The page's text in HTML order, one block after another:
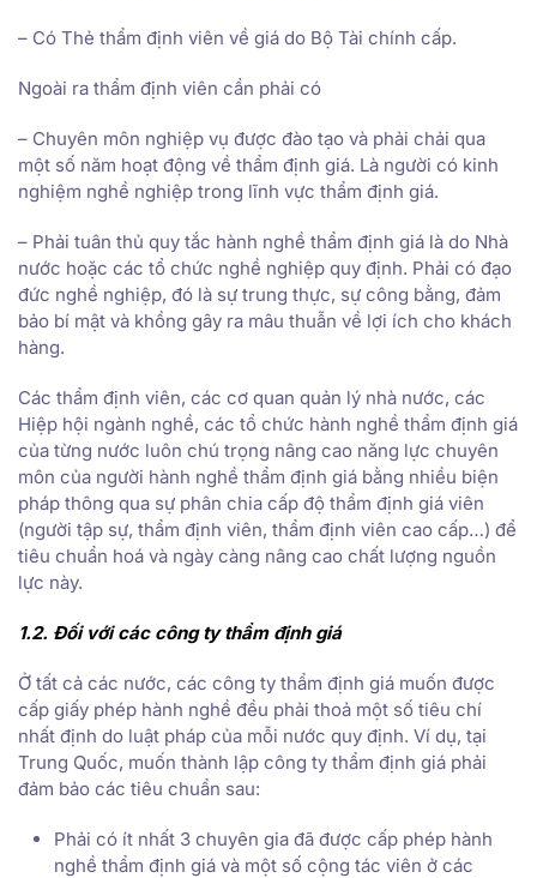
– Có Thẻ thẩm định viên về giá do Bộ Tài chính cấp.
Ngoài ra thẩm định viên cần phải có
– Chuyên môn nghiệp vụ được đào tạo và phải chải qua
một số năm hoạt động về thẩm định giá. Là người có kinh
nghiệm nghề nghiệp trong lĩnh vực thẩm định giá.
– Phải tuân thủ quy tắc hành nghề thẩm định giá là do Nhà
nước hoặc các tổ chức nghề nghiệp quy định. Phải có đạo
đức nghề nghiệp, đó là sự trung thực, sự công bằng, đảm
bảo bí mật và khồng gây ra mâu thuẫn về lợi ích cho khách
hàng.
Các thẩm định viên, các cơ quan quản lý nhà nước, các
Hiệp hội ngành nghề, các tổ chức hành nghề thẩm định giá
của từng nước luôn chú trọng nâng cao năng lực chuyên
môn của người hành nghề thẩm định giá bằng nhiều biện
pháp thông qua sự phân chia cấp độ thẩm định giá viên
(người tập sự, thẩm định viên, thẩm định viên cao cấp…) để
tiêu chuẩn hoá và ngày càng nâng cao chất lượng nguồn
lực này.
1.2. Đối với các công ty thẩm định giá
Ở tất cả các nước, các công ty thẩm định giá muốn được
cấp giấy phép hành nghề đều phải thoả một số tiêu chí
nhất định do luật pháp của mỗi nước quy định. Ví dụ, tại
Trung Quốc, muốn thành lập công ty thẩm định giá phải
đảm bảo các tiêu chuẩn sau:
Phải có ít nhất 3 chuyên gia đã được cấp phép hành
nghề thẩm định giá và một số cộng tác viên ở các